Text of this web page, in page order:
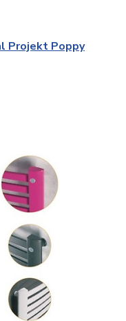
Projekt Poppy